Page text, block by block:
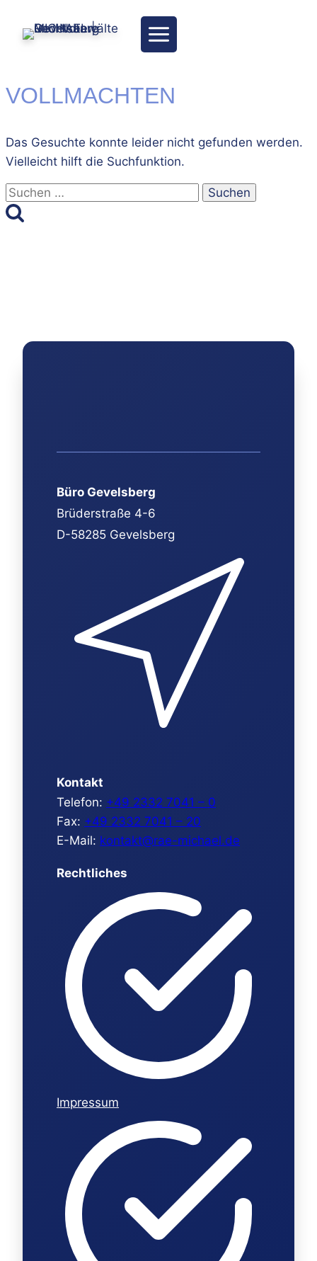
Inhalt
VOLLMACHTEN
Das Gesuchte konnte leider nicht gefunden werden.
Vielleicht hilft die Suchfunktion.
Suchen
nach:
Büro Gevelsberg
Brüderstraße 4-6
D-58285 Gevelsberg
Kontakt
Telefon: +49 2332 7041 – 0
Fax: +49 2332 7041 – 20
E-Mail: kontakt@rae-michael.de
Rechtliches
Impressum